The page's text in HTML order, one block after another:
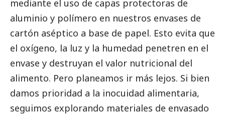
mediante el uso de capas protectoras de
aluminio y polímero en nuestros envases de
cartón aséptico a base de papel. Esto evita que
el oxígeno, la luz y la humedad penetren en el
envase y destruyan el valor nutricional del
alimento. Pero planeamos ir más lejos. Si bien
damos prioridad a la inocuidad alimentaria,
seguimos explorando materiales de envasado